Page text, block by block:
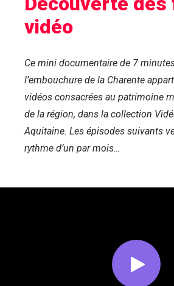
vidéo
Ce mini documentaire de 7
l’embouchure de la Charente
vidéos consacrées au patrimoine
de la région, dans la collection
Aquitaine. Les épisodes suivants
rythme d’un par mois…